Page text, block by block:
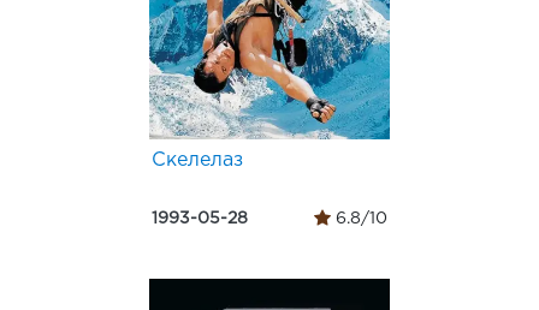
Скелелаз
1993-05-28 6.8/10